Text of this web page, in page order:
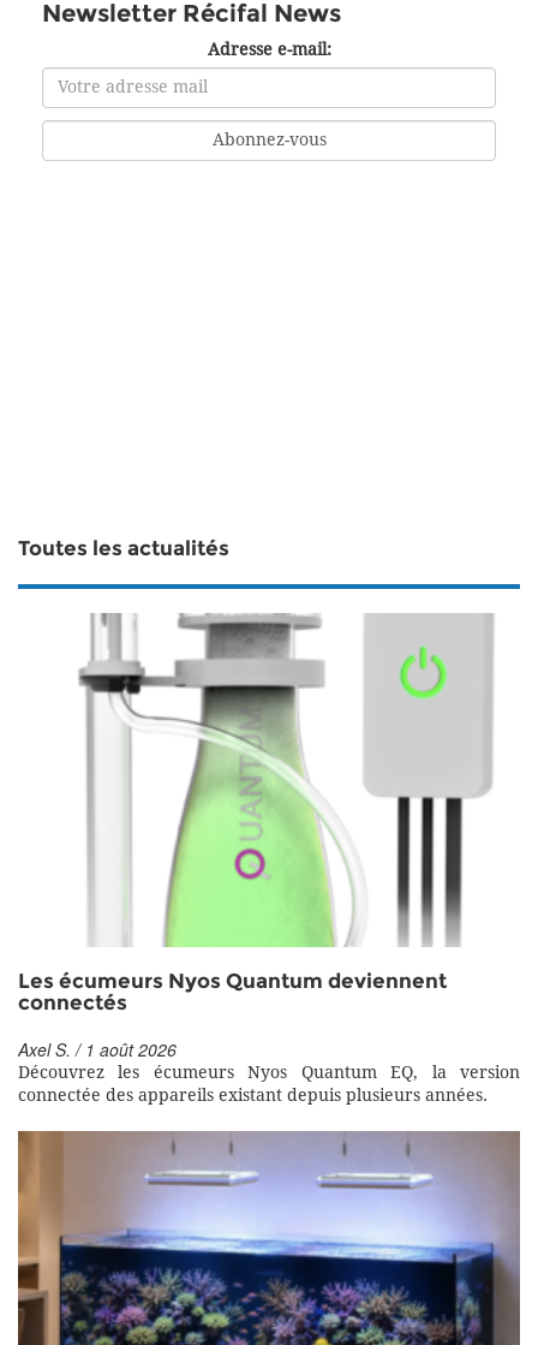
Newsletter Récifal News
Adresse e-mail:
Toutes les actualités
Les écumeurs Nyos Quantum deviennent
connectés
Axel S. / 1 août 2026
Découvrez les écumeurs Nyos Quantum EQ, la version
connectée des appareils existant depuis plusieurs années.